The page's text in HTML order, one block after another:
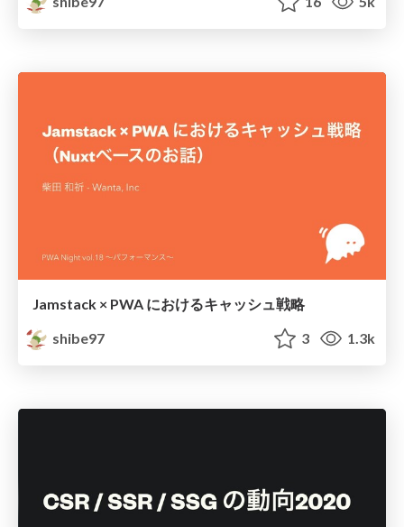
Jamstack × PWA におけるキャッシュ戦略
shibe97
3 1.3k